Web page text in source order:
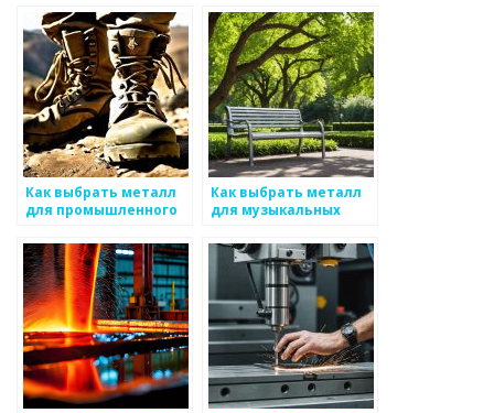
поверхностей
конструкций
Как выбрать металл
для промышленного
Как выбрать металл
для музыкальных